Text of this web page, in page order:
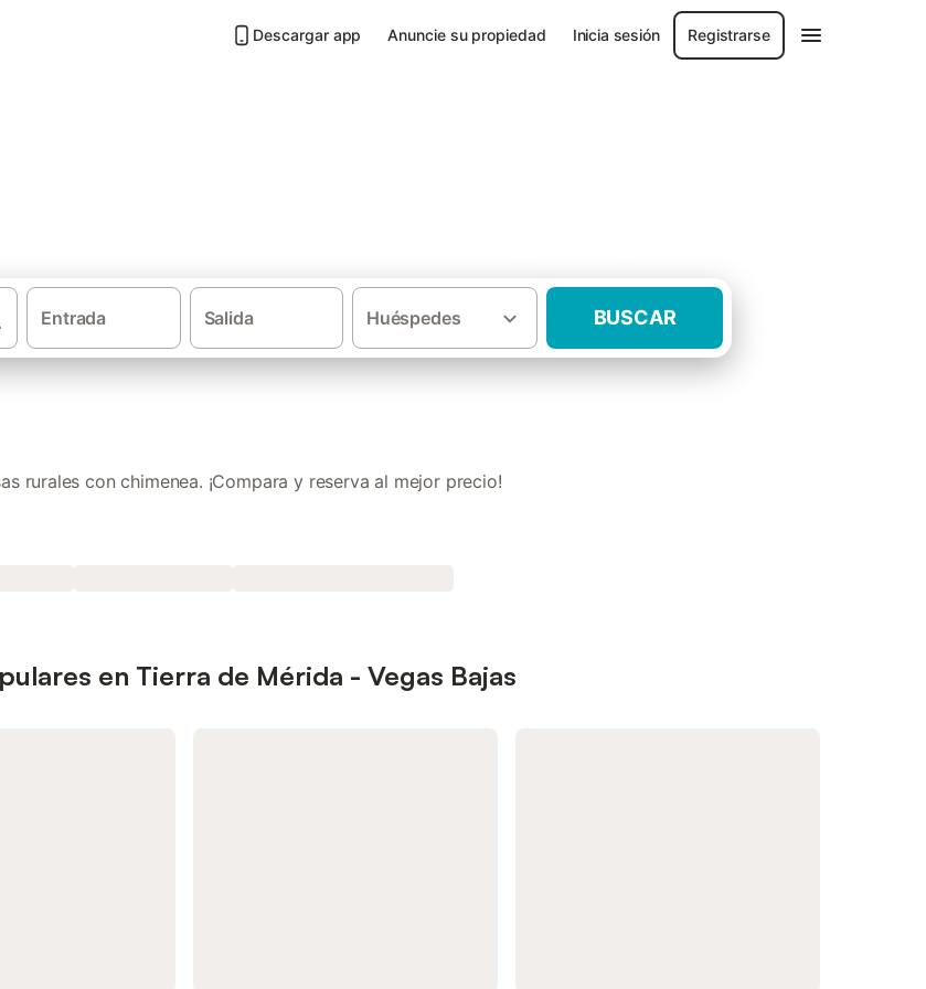
Descargar app Anuncie su propiedad Inicia sesión Registrarse
Entrada Salida Huéspedes BUSCAR
rurales con chimenea. ¡Compara y reserva al mejor precio!
en Tierra de Mérida - Vegas Bajas